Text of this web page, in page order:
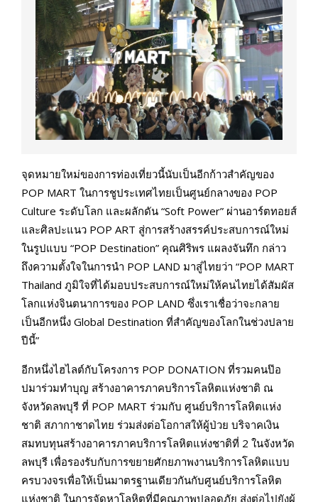
จุดหมายใหม่ของการท่องเที่ยวนี้นับเป็นอีกก้าวสำคัญของ
POP MART ในการชูประเทศไทยเป็นศูนย์กลางของ POP
Culture ระดับโลก และผลักดัน “Soft Power” ผ่านอาร์ตทอยส์
และศิลปะแนว POP ART สู่การสร้างสรรค์ประสบการณ์ใหม่
ในรูปแบบ “POP Destination” คุณศิริพร แผลงจันทึก กล่าว
ถึงความตั้งใจในการนำ POP LAND มาสู่ไทยว่า “POP MART
Thailand ภูมิใจที่ได้มอบประสบการณ์ใหม่ให้คนไทยได้สัมผัส
โลกแห่งจินตนาการของ POP LAND ซึ่งเราเชื่อว่าจะกลาย
เป็นอีกหนึ่ง Global Destination ที่สำคัญของโลกในช่วงปลาย
ปีนี้”
อีกหนึ่งไฮไลต์กับโครงการ POP DONATION ที่รวมคนป๊อ
ปมาร่วมทำบุญ สร้างอาคารภาคบริการโลหิตแห่งชาติ ณ
จังหวัดลพบุรี ที่ POP MART ร่วมกับ ศูนย์บริการโลหิตแห่ง
ชาติ สภากาชาดไทย ร่วมส่งต่อโอกาสให้ผู้ป่วย บริจาคเงิน
สมทบทุนสร้างอาคารภาคบริการโลหิตแห่งชาติที่ 2 ในจังหวัด
ลพบุรี เพื่อรองรับกับการขยายศักยภาพงานบริการโลหิตแบบ
ครบวงจรเพื่อให้เป็นมาตรฐานเดียวกันกับศูนย์บริการโลหิต
แห่งชาติ ในการจัดหาโลหิตที่มีคุณภาพปลอดภัย ส่งต่อไปยังผู้